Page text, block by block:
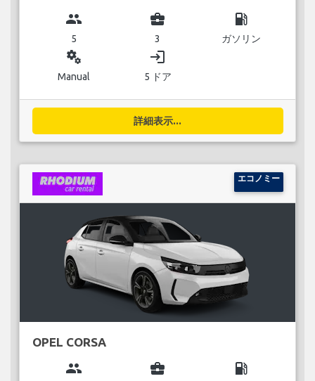
group
5
business_center
3
local_gas_station
ガソリン
miscellaneous_services
Manual
login
5 ドア
詳細表示...
エコノミー
OPEL CORSA
group business_center local_gas_station